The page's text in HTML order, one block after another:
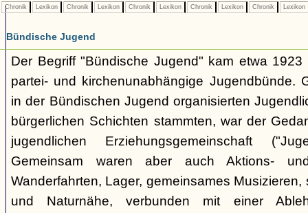
Chronik Lexikon Chronik Lexikon Chronik Lexikon Chronik Lexikon Chronik Lexikon
Bündische Jugend
Der Begriff "Bündische Jugend" kam etwa
partei- und kirchenunabhängige Jugendbünde.
in der Bündischen Jugend organisierten
bürgerlichen Schichten stammten, war der
jugendlichen Erziehungsgemeinschaft
Gemeinsam waren aber auch Aktions-
Wanderfahrten, Lager, gemeinsames
und Naturnähe, verbunden mit einer